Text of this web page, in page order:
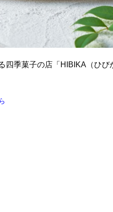
季菓子の店「HIBIKA（ひ